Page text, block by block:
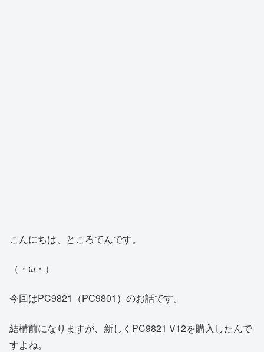
こんにちは、ところてんです。
（・ω・）
今回はPC9821（PC9801）のお話です。
結構前になりますが、新しくPC9821 V12を購入したんで
すよね。